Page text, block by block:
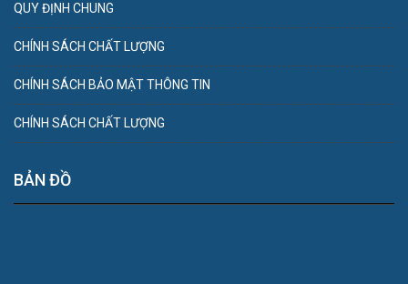
QUY ĐỊNH CHUNG
CHÍNH SÁCH CHẤT LƯỢNG
CHÍNH SÁCH BẢO MẬT THÔNG TIN
CHÍNH SÁCH CHẤT LƯỢNG
BẢN ĐỒ